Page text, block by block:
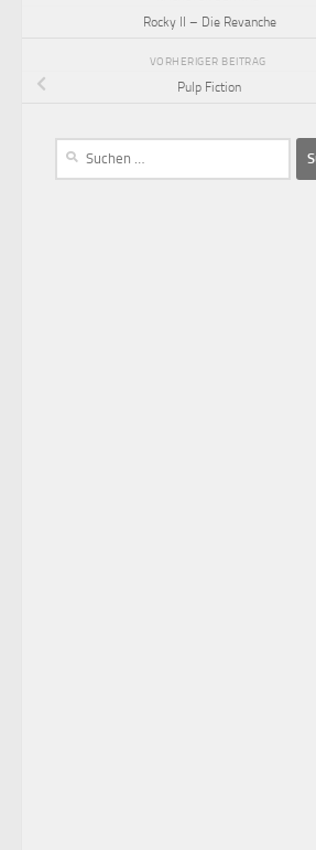
Rocky II – Die Revanche
VORHERIGER BEITRAG
Pulp Fiction